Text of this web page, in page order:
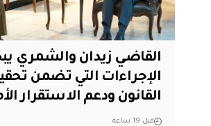
القاضي زيدان والشمري
الإجراءات التي تضمن
القانون ودعم الاستقرار
قبل 19 ساعة